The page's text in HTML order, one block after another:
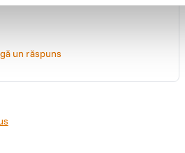
un răspuns